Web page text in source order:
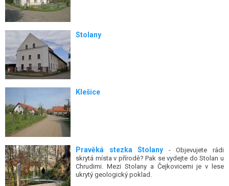
Stolany
Klešice
Pravěká stezka Stolany - Objevujete rádi
skrytá místa v přírodě? Pak se vydejte do Stolan u
Chrudimi. Mezi Stolany a Čejkovicemi je v lese
ukrytý geologický poklad.